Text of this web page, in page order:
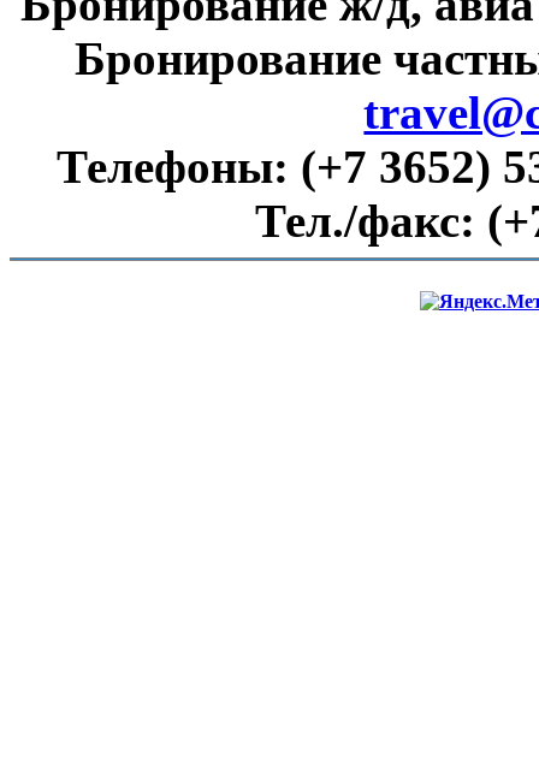
Бронирование
Телефоны: (+7 3652)
Тел./факс: